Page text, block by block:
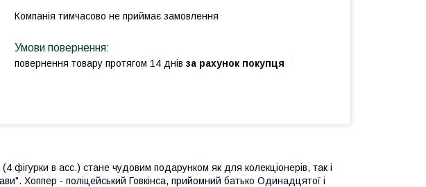
Компанія тимчасово не приймає замовлення
повернення товару протягом 14 днів за рахунок покупця
фігурки в асс.) стане чудовим подарунком як для колекціонерів, так і
Хоппер - поліцейський Говкінса, прийомний батько Одинадцятої і